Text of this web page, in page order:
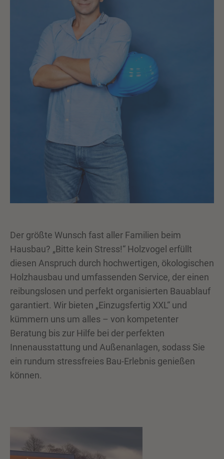
Der größte Wunsch fast aller Familien beim
Hausbau? „Bitte kein Stress!“ Holzvogel erfüllt
diesen Anspruch durch hochwertigen, ökologischen
Holzhausbau und umfassenden Service, der einen
reibungslosen und perfekt organisierten Bauablauf
garantiert. Wir bieten „Einzugsfertig XXL“ und
kümmern uns um alles – von kompetenter
Beratung bis zur Hilfe bei der perfekten
Innenausstattung und Außenanlagen, sodass Sie
ein rundum stressfreies Bau-Erlebnis genießen
können.